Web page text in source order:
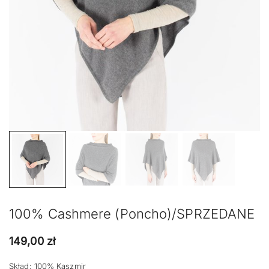
100% Cashmere (poncho)/SPRZEDANE
149,00 zł
Skład: 100% Kaszmir